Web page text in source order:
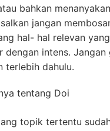
bahkan
jangan
hal- hal relevan
dengan intens. Jangan
terlebih dahulu.
tentang Doi
topik tertentu